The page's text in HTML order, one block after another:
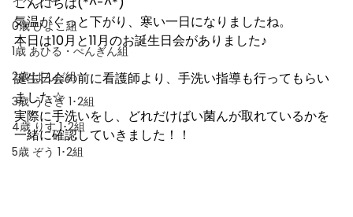
0歳 ひよこ組
1歳 あひる・ぺんぎん組
2歳 ぱんだ組
3歳 うさぎ 1･2組
4歳 りす 1･2組
5歳 ぞう 1･2組
気温がぐっと下がり、寒い一日になりましたね。
本日は10月と11月のお誕生日会がありました♪
誕生日会の前に看護師より、手洗い指導も行ってもらい
ました☆
実際に手洗いをし、どれだけばい菌んが取れているかを
一緒に確認していきました！！